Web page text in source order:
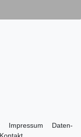
Impressum
Daten­